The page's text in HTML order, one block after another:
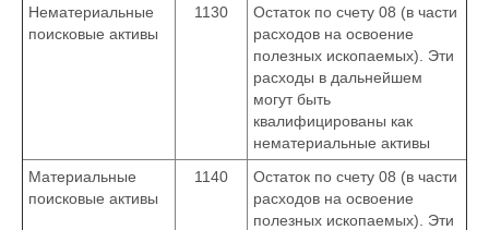
Нематериальные
поисковые активы
1130
Остаток по счету 08 (в части
расходов на освоение
полезных ископаемых). Эти
расходы в дальнейшем
могут быть
квалифицированы как
нематериальные активы
Материальные
поисковые активы
1140
Остаток по счету 08 (в части
расходов на освоение
полезных ископаемых). Эти